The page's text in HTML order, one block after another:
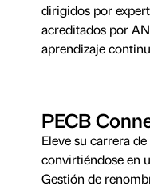
dirigidos por
acreditados por
aprendizaje
PECB
Eleve su carrera
convirtiéndose en
Gestión de